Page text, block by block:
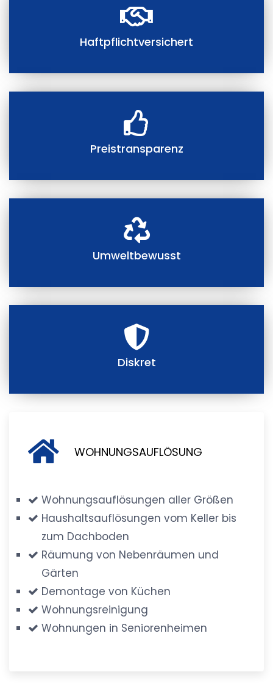
Haftpflichtversichert
Preistransparenz
Umweltbewusst
Diskret
WOHNUNGSAUFLÖSUNG
Wohnungsauflösungen aller Größen
Haushaltsauflösungen vom Keller bis
zum Dachboden
Räumung von Nebenräumen und
Gärten
Demontage von Küchen
Wohnungsreinigung
Wohnungen in Seniorenheimen